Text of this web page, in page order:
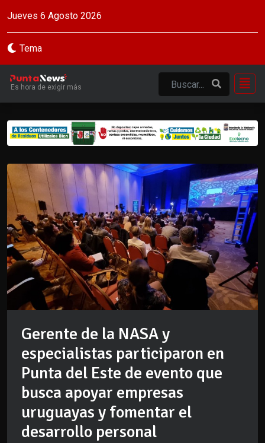
Jueves 6 Agosto 2026
Tema
Es hora de exigir más
Gerente de la NASA y
especialistas participaron en
Punta del Este de evento que
busca apoyar empresas
uruguayas y fomentar el
desarrollo personal